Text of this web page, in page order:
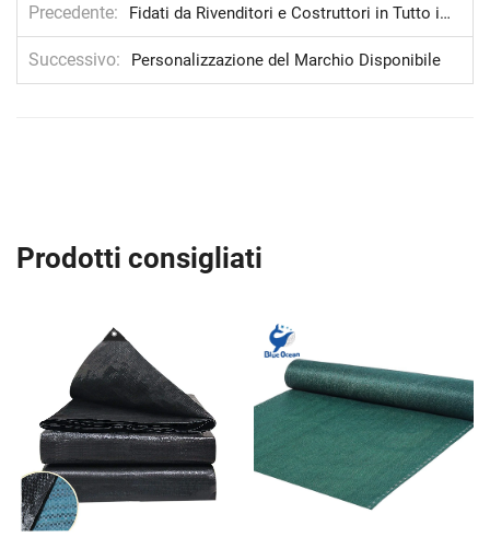
Precedente Fidati da Rivenditori e Costruttori in Tutto il Mondo
Successivo Personalizzazione del Marchio Disponibile
Prodotti consigliati